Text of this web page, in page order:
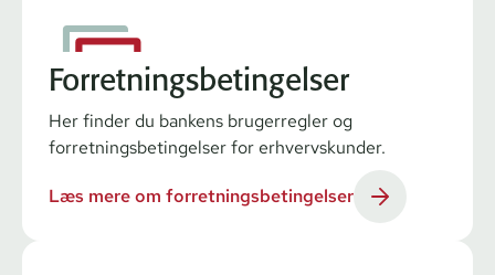
Forretningsbetingelser
Her finder du bankens brugerregler og
forretningsbetingelser for erhvervskunder.
Læs mere om forretningsbetingelser